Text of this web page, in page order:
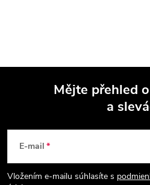
p
Mějte přehled
a
E-mail
Vložením e-mailu súhlasíte s